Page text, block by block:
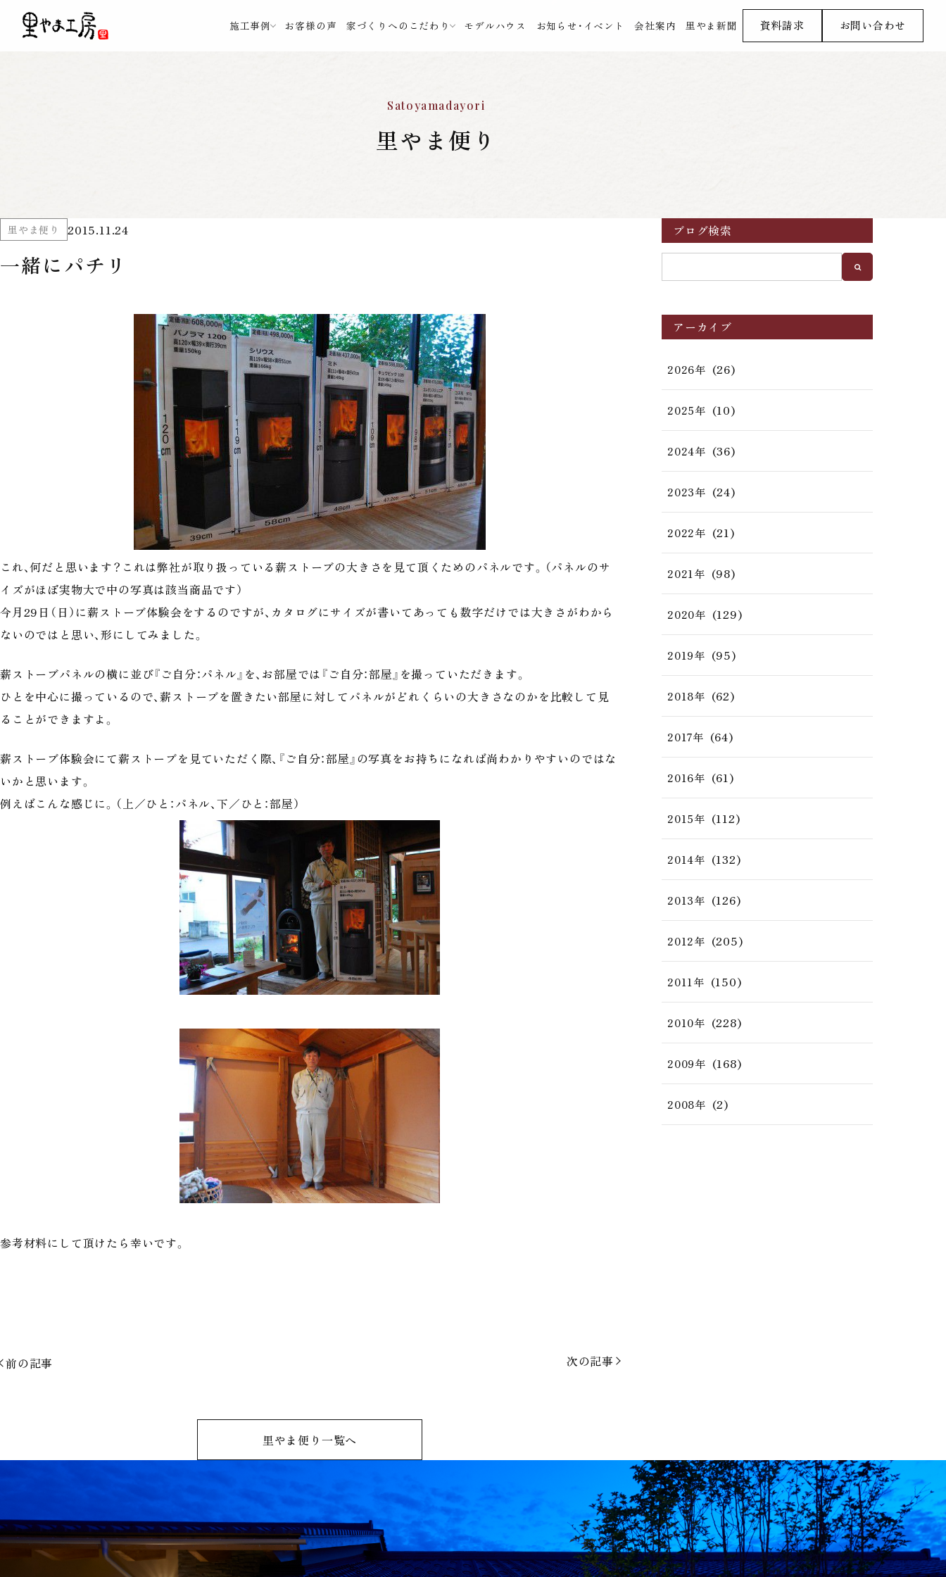
施工事例 お客様の声 家づくりへのこだわり モデルハウス お知らせ・イベント 会社案内 里やま新聞 資料請求 お問い合わせ
Satoyamadayori
里やま便り
里やま便り 2015.11.24
一緒にパチリ
これ、何だと思います？これは弊社が取り扱っている薪ストーブの大きさを見て頂くためのパネルです。（パネルのサ
イズがほぼ実物大で中の写真は該当商品です）
今月29日（日）に薪ストーブ体験会をするのですが、カタログにサイズが書いてあっても数字だけでは大きさがわから
ないのではと思い、形にしてみました。
薪ストーブパネルの横に並び『ご自分：パネル』を、お部屋では『ご自分：部屋』を撮っていただきます。
ひとを中心に撮っているので、薪ストーブを置きたい部屋に対してパネルがどれくらいの大きさなのかを比較して見
ることができますよ。
薪ストーブ体験会にて薪ストーブを見ていただく際、『ご自分：部屋』の写真をお持ちになれば尚わかりやすいのではな
いかと思います。
例えばこんな感じに。（上／ひと：パネル、下／ひと：部屋）
参考材料にして頂けたら幸いです。
前の記事 次の記事
里やま便り一覧へ
ブログ検索
アーカイブ
2026年 (26)
2025年 (10)
2024年 (36)
2023年 (24)
2022年 (21)
2021年 (98)
2020年 (129)
2019年 (95)
2018年 (62)
2017年 (64)
2016年 (61)
2015年 (112)
2014年 (132)
2013年 (126)
2012年 (205)
2011年 (150)
2010年 (228)
2009年 (168)
2008年 (2)